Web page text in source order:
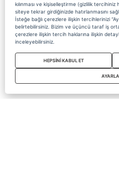
kılınması ve kişiselleştirme (gizlilik
siteye tekrar girdiğinizde hatırlanmasını
İsteğe bağlı çerezlere ilişkin tercihlerinizi
belirtebilirsiniz. Bizim ve üçüncü taraf iş
çerezlere ilişkin tercih haklarına ilişkin
inceleyebilirsiniz.
HEPSİNİ KABUL ET